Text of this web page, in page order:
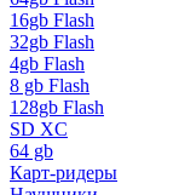
16gb Flash
32gb Flash
4gb Flash
8 gb Flash
128gb Flash
SD XC
64 gb
Карт-ридеры